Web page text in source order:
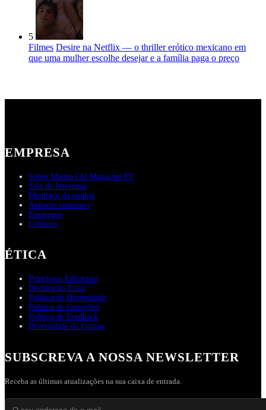
5
Filmes Desire na Netflix — o thriller erótico mexicano em
que uma mulher escolhe desejar e a família paga o preço
EMPRESA
Sobre Martin Cid Magazine PT
Sala de Imprensa
Membros da equipa
Anuncie connosco
Empregos
Contacto
ÉTICA
Princípios Editoriais
Declaração Ética
Política de Diversidade
Política de Correções
Política de Feedback
Diversidade da Equipa
SUBSCREVA A NOSSA NEWSLETTER
Receba as últimas atualizações na sua caixa de entrada.